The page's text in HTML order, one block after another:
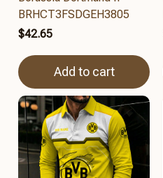
BRHCT3FSDGEH3805
$42.65
Add to cart